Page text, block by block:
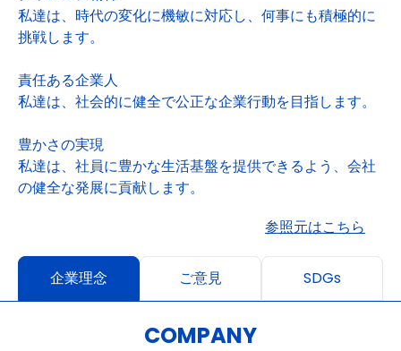
私達は、時代の変化に機敏に対応し、何事にも積極的に
挑戦します。
責任ある企業人
私達は、社会的に健全で公正な企業行動を目指します。
豊かさの実現
私達は、社員に豊かな生活基盤を提供できるよう、会社
の健全な発展に貢献します。
参照元はこちら
企業理念 ご意見 SDGs
COMPANY